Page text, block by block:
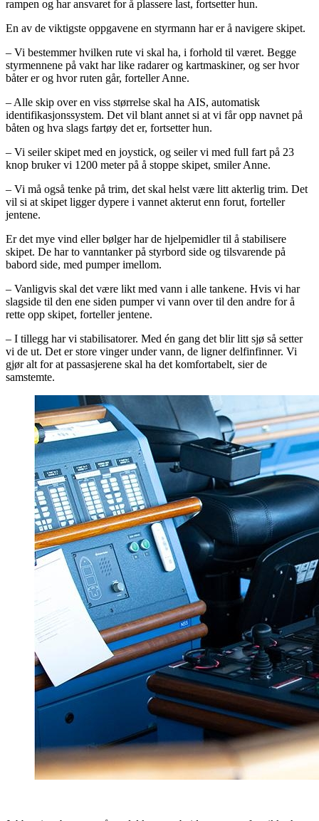
rampen og har ansvaret for å plassere last, fortsetter hun.
En av de viktigste oppgavene en styrmann har er å navigere skipet.
– Vi bestemmer hvilken rute vi skal ha, i forhold til været. Begge
styrmennene på vakt har like radarer og kartmaskiner, og ser hvor
båter er og hvor ruten går, forteller Anne.
– Alle skip over en viss størrelse skal ha AIS, automatisk
identifikasjonssystem. Det vil blant annet si at vi får opp navnet på
båten og hva slags fartøy det er, fortsetter hun.
– Vi seiler skipet med en joystick, og seiler vi med full fart på 23
knop bruker vi 1200 meter på å stoppe skipet, smiler Anne.
– Vi må også tenke på trim, det skal helst være litt akterlig trim. Det
vil si at skipet ligger dypere i vannet akterut enn forut, forteller
jentene.
Er det mye vind eller bølger har de hjelpemidler til å stabilisere
skipet. De har to vanntanker på styrbord side og tilsvarende på
babord side, med pumper imellom.
– Vanligvis skal det være likt med vann i alle tankene. Hvis vi har
slagside til den ene siden pumper vi vann over til den andre for å
rette opp skipet, forteller jentene.
– I tillegg har vi stabilisatorer. Med én gang det blir litt sjø så setter
vi de ut. Det er store vinger under vann, de ligner delfinfinner. Vi
gjør alt for at passasjerene skal ha det komfortabelt, sier de
samstemte.